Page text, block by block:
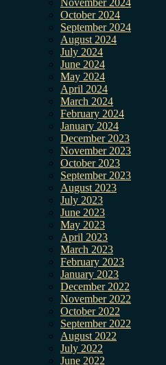
November 2024
October 2024
September 2024
August 2024
July 2024
June 2024
May 2024
April 2024
March 2024
February 2024
January 2024
December 2023
November 2023
October 2023
September 2023
August 2023
July 2023
June 2023
May 2023
April 2023
March 2023
February 2023
January 2023
December 2022
November 2022
October 2022
September 2022
August 2022
July 2022
June 2022